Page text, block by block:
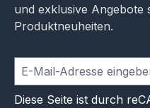
und exklusive Angebote
Produktneuheiten.
Diese Seite ist durch